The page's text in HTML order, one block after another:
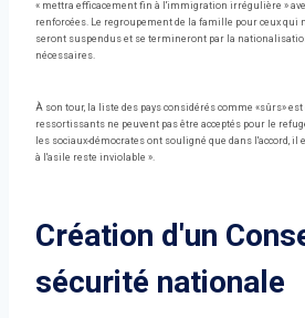
« mettra efficacement fin à l'immigration irrégulière »
renforcées. Le regroupement de la famille pour ceux qui
seront suspendus et se termineront par la
nécessaires.
À son tour, la liste des pays considérés comme «sûrs» est
ressortissants ne peuvent pas être acceptés pour le
les sociaux-démocrates ont souligné que dans l'accord, il
à l'asile reste inviolable ».
Création d'un
sécurité nationale